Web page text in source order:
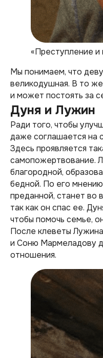
«Преступление и
Мы понимаем, что
великодушная. В то
и может постоять за
Дуня и Лужин
Ради того, чтобы
даже соглашается на
Здесь проявляется
самопожертвование.
благородной,
бедной. По его
преданной, станет во
так как он спас ее.
чтобы помочь семье,
После клеветы
и Соню Мармеладову
отношения.